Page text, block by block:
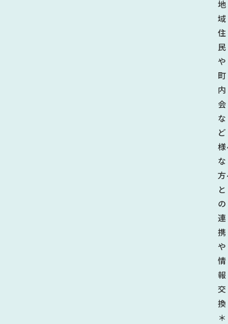
地
域
住
民
や
町
内
会
な
ど
な
と
の
連
携
や
情
報
交
換
＊